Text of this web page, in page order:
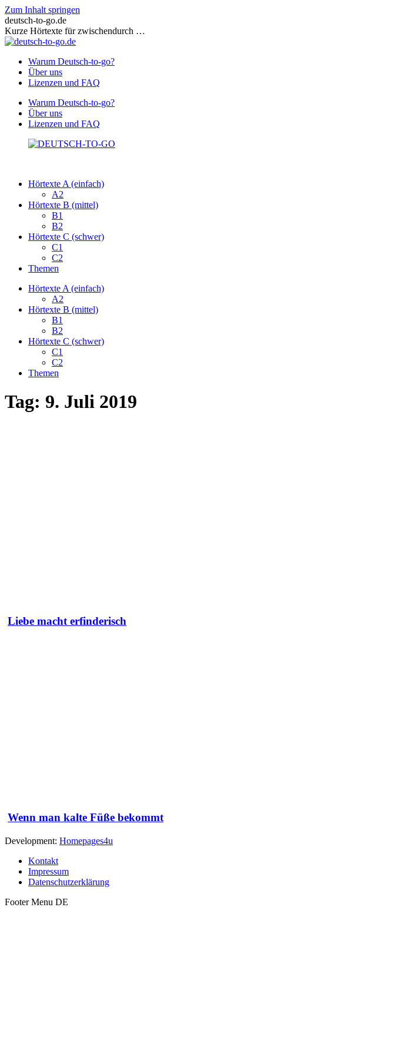
Zum Inhalt springen
deutsch-to-go.de
Kurze Hörtexte für zwischendurch …
Warum Deutsch-to-go?
Über uns
Lizenzen und FAQ
Warum Deutsch-to-go?
Über uns
Lizenzen und FAQ
Hörtexte A (einfach)
A2
Hörtexte B (mittel)
B1
B2
Hörtexte C (schwer)
C1
C2
Themen
Hörtexte A (einfach)
A2
Hörtexte B (mittel)
B1
B2
Hörtexte C (schwer)
C1
C2
Themen
Tag: 9. Juli 2019
Liebe macht erfinderisch
Wenn man kalte Füße bekommt
Development: Homepages4u
Kontakt
Impressum
Datenschutzerklärung
Footer Menu DE